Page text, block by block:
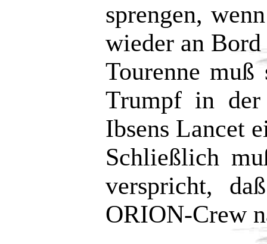
sprengen,
wieder an Bord
Tourenne
Trumpf in der
Ibsens Lancet
Schließlich
verspricht,
ORION-Crew